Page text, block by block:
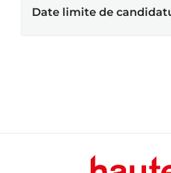
Date limite de